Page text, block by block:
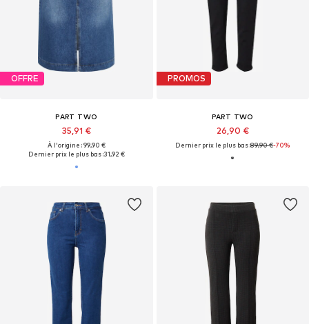
OFFRE
PART TWO
35,91 €
À l'origine : 99,90 €
Dernier prix le plus bas :31,92 €
PROMOS
PART TWO
26,90 €
Dernier prix le plus bas :89,90 €-70%